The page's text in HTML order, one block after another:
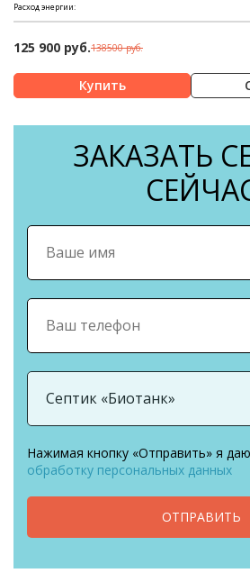
Расход энергии:
125 900 руб.138500 руб.
ЗАКАЗАТЬ
Нажимая кнопку «Отправить» я
обработку персональных данных
ОТПРАВИТЬ